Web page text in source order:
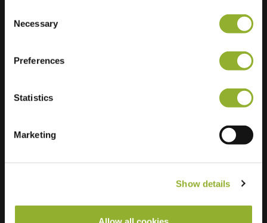
Selection
Necessary
Preferences
Statistics
Marketing
Show details
Ekstra informasjon